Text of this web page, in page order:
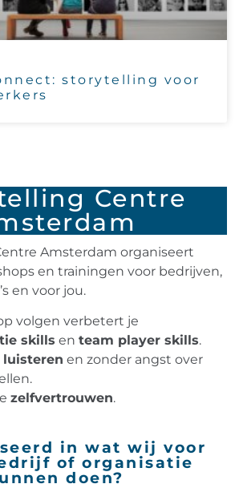
storytelling voor
Centre
Amsterdam organiseert
en trainingen voor bedrijven,
en voor jou.
volgen verbetert je
skills en team player skills.
luisteren en zonder angst over
zelfvertrouwen.
in wat wij voor
of organisatie
doen?